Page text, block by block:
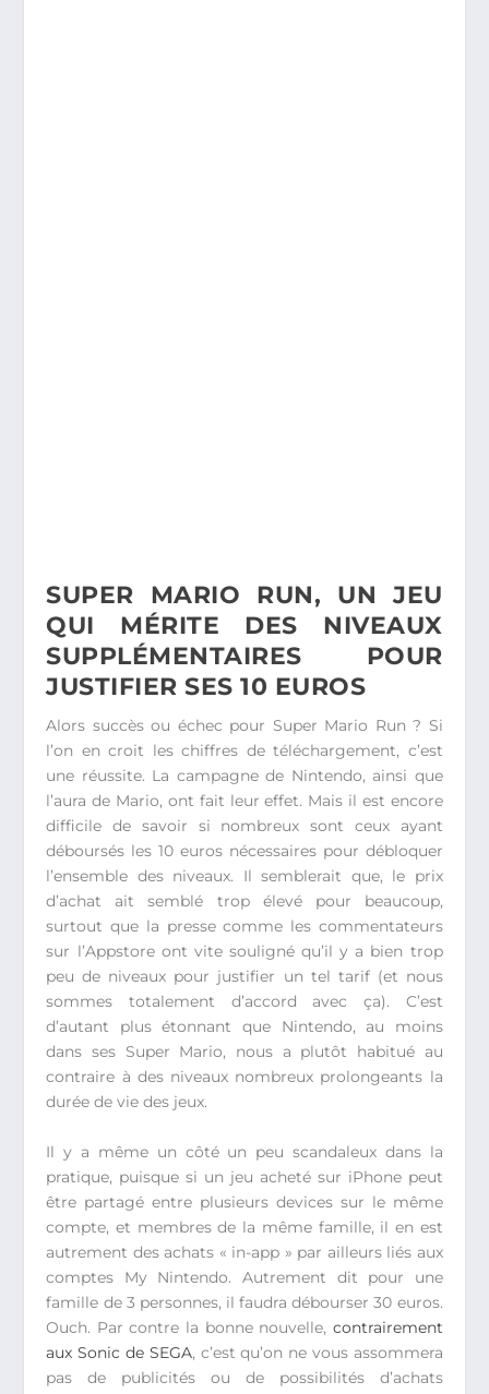
SUPER MARIO RUN, UN JEU
QUI MÉRITE DES NIVEAUX
SUPPLÉMENTAIRES POUR
JUSTIFIER SES 10 EUROS
Alors succès ou échec pour Super Mario Run ? Si
l’on en croit les chiffres de téléchargement, c’est
une réussite. La campagne de Nintendo, ainsi que
l’aura de Mario, ont fait leur effet. Mais il est encore
difficile de savoir si nombreux sont ceux ayant
déboursés les 10 euros nécessaires pour débloquer
l’ensemble des niveaux. Il semblerait que, le prix
d’achat ait semblé trop élevé pour beaucoup,
surtout que la presse comme les commentateurs
sur l’Appstore ont vite souligné qu’il y a bien trop
peu de niveaux pour justifier un tel tarif (et nous
sommes totalement d’accord avec ça). C’est
d’autant plus étonnant que Nintendo, au moins
dans ses Super Mario, nous a plutôt habitué au
contraire à des niveaux nombreux prolongeants la
durée de vie des jeux.
Il y a même un côté un peu scandaleux dans la
pratique, puisque si un jeu acheté sur iPhone peut
être partagé entre plusieurs devices sur le même
compte, et membres de la même famille, il en est
autrement des achats « in-app » par ailleurs liés aux
comptes My Nintendo. Autrement dit pour une
famille de 3 personnes, il faudra débourser 30 euros.
Ouch. Par contre la bonne nouvelle, contrairement
aux Sonic de SEGA, c’est qu’on ne vous assommera
pas de publicités ou de possibilités d’achats